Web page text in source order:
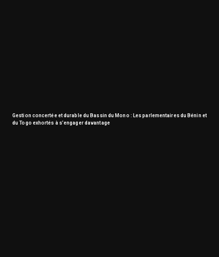
Gestion concertée et durable du Bassin du Mono : Les parlementaires du Bénin et
du Togo exhortés à s’engager davantage